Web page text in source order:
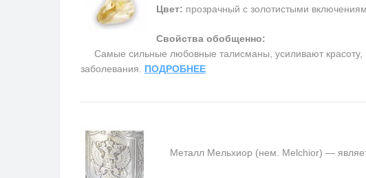
Цвет: прозрачный с золотистыми
Свойства обобщенно:
Самые сильные любовные талисманы, усиливают красоту,
заболевания. ПОДРОБНЕЕ
Металл Мельхиор (нем. Melchior) —